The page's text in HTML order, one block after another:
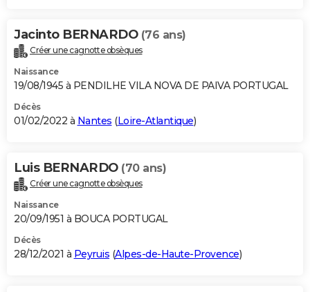
Jacinto BERNARDO (76 ans)
Créer une cagnotte obsèques
Naissance
19/08/1945 à PENDILHE VILA NOVA DE PAIVA PORTUGAL
Décès
01/02/2022 à Nantes (Loire-Atlantique)
Luis BERNARDO (70 ans)
Créer une cagnotte obsèques
Naissance
20/09/1951 à BOUCA PORTUGAL
Décès
28/12/2021 à Peyruis (Alpes-de-Haute-Provence)